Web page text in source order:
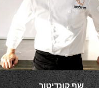
שף קונדיטור